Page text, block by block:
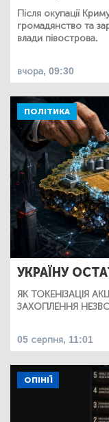
Після окупації
громадянство та
влади півострова.
вчора, 09:30
ПОЛІТИКА
УКРАЇНУ
ЯК ТОКЕНІЗАЦІЯ
ЗАХОПЛЕННЯ
05 серпня, 11:01
ОПІНІЇ